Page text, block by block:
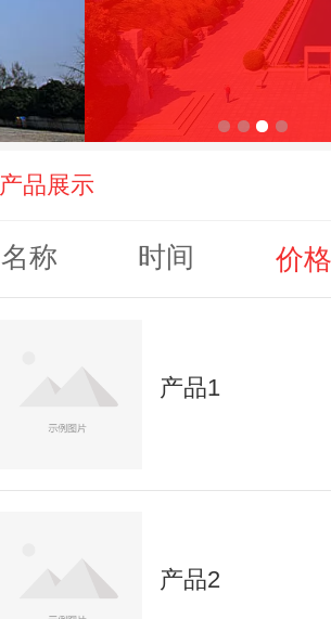
产品展示
名称 时间 价格
产品1
产品2